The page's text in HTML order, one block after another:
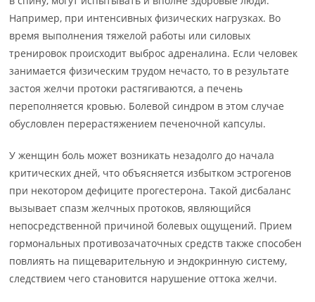
Например, при интенсивных физических нагрузках. Во
время выполнения тяжелой работы или силовых
тренировок происходит выброс адреналина. Если человек
занимается физическим трудом нечасто, то в результате
застоя желчи протоки растягиваются, а печень
переполняется кровью. Болевой синдром в этом случае
обусловлен перерастяжением печеночной капсулы.
У женщин боль может возникать незадолго до начала
критических дней, что объясняется избытком эстрогенов
при некотором дефиците прогестерона. Такой дисбаланс
вызывает спазм желчных протоков, являющийся
непосредственной причиной болевых ощущений. Прием
гормональных противозачаточных средств также способен
повлиять на пищеварительную и эндокринную систему,
следствием чего становится нарушение оттока желчи.